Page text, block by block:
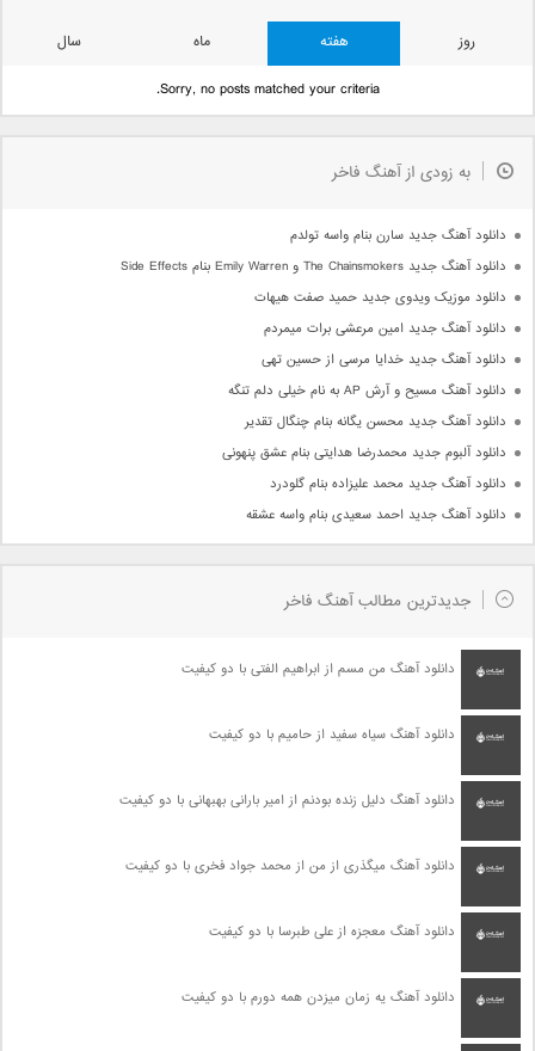
روز هفته ماه
سال
Sorry, no posts matched your criteria.
به زودی از آهنگ فاخر
دانلود آهنگ جدید سارن بنام واسه تولدم
دانلود آهنگ جدید The Chainsmokers و Emily Warren بنام Side Effects
دانلود موزیک ویدوی جدید حمید صفت هیهات
دانلود آهنگ جدید امین مرعشی برات میمردم
دانلود آهنگ جدید خدایا مرسی از حسین تهی
دانلود آهنگ مسیح و آرش AP به نام خیلی دلم تنگه
دانلود آهنگ جدید محسن یگانه بنام چنگال تقدیر
دانلود آلبوم جدید محمدرضا هدایتی بنام عشق پنهونی
دانلود آهنگ جدید محمد علیزاده بنام گلودرد
دانلود آهنگ جدید احمد سعیدی بنام واسه عشقه
جدیدترین مطالب آهنگ فاخر
دانلود آهنگ من مسم از ابراهیم الفتی با دو کیفیت
دانلود آهنگ سیاه سفید از حامیم با دو کیفیت
دانلود آهنگ دلیل زنده بودنم از امیر بارانی بهبهانی با دو کیفیت
دانلود آهنگ میگذری از من از محمد جواد فخری با دو کیفیت
دانلود آهنگ معجزه از علی طبرسا با دو کیفیت
دانلود آهنگ یه زمان میزدن همه دورم با دو کیفیت